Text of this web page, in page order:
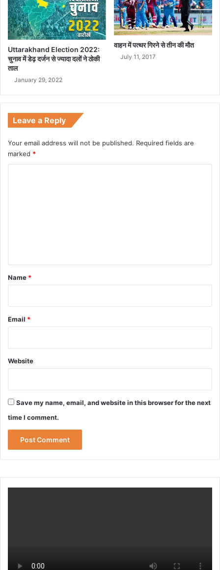
ना
क
मौ
त
Uttarakhand Election 2022:
चुनाव में डेढ़ दर्जन से ज्यादा दलों ने ठोकी
ताल
January 29, 2022
वाहन में पत्थर गिरने से तीन की मौत
July 11, 2017
Leave a Reply
Your email address will not be published. Required fields are
marked *
*
Name *
Email *
Website
Save my name, email, and website in this browser for the next
time I comment.